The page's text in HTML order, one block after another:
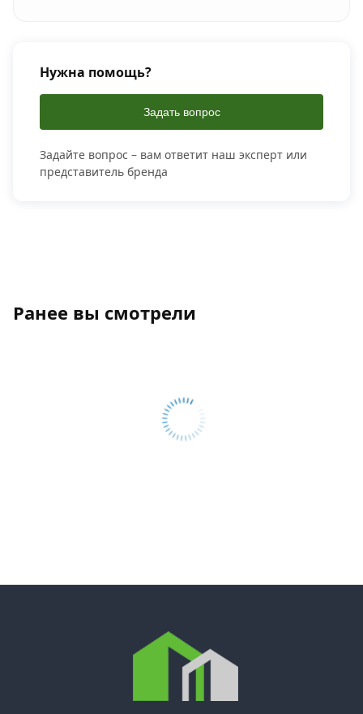
Нужна помощь?
Задать вопрос
Задайте вопрос – вам ответит наш эксперт или
представитель бренда
Ранее вы смотрели